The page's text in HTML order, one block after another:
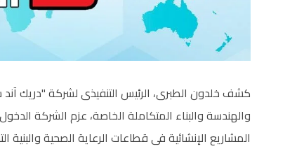
كشف خلدون الطبرى، الرئيس التنفيذى لشركة "دريك
والهندسة والبناء المتكاملة الخاصة، عزم الشركة
المشاريع الإنشائية فى قطاعات الرعاية الصحية والبنية